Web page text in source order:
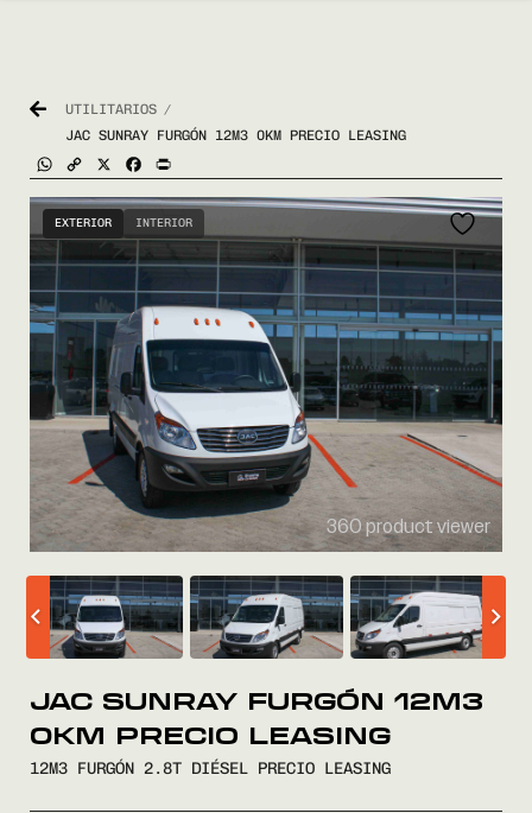
COMPRÁ
VENDÉ
FINANCIÁ
UTILITARIOS /
JAC SUNRAY FURGÓN 12M3 0KM PRECIO LEASING
WhatsApp
Copy
Link
Facebook
EXTERIOR INTERIOR
360 product viewer
JAC SUNRAY FURGÓN 12M3
0KM PRECIO LEASING
12M3 FURGÓN 2.8T DIÉSEL PRECIO LEASING